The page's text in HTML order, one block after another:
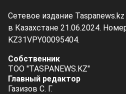
Сетевое издание
в Казахстане 21.06.2024.
KZ31VPY00095404.
Собственник
ТОО "TASPANEWS.KZ"
Главный редактор
Газизов С. Г.